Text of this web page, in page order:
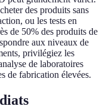
des produits sans
ou les tests en
de 50% des produits de
aux niveaux de
privilégiez les
de laboratoires
de fabrication élevées.